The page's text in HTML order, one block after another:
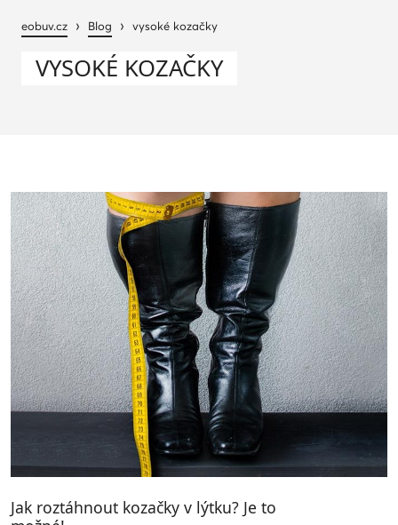
eobuv.cz › Blog › vysoké kozačky
VYSOKÉ KOZAČKY
Jak roztáhnout kozačky v lýtku? Je to